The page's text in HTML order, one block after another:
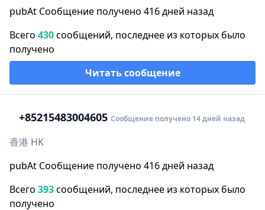
pubAt Сообщение получено 416 дней назад
Всего 430сообщений, последнее из которых было
получено
Читать сообщение
+85215483004605 Сообщение получено 14 дней назад
香港 HK
pubAt Сообщение получено 416 дней назад
Всего 393сообщений, последнее из которых было
получено